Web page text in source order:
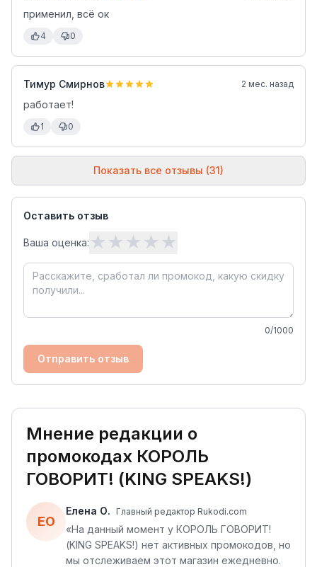
применил, всё ок
4 0
Тимур Смирнов 2 мес. назад
работает!
1 0
Показать все отзывы (31)
Оставить отзыв
Ваша оценка: ★ ★ ★ ★ ★
0/1000
Отправить отзыв
Мнение редакции о
промокодах КОРОЛЬ
ГОВОРИТ! (KING SPEAKS!)
ЕО
Елена О. Главный редактор Rukodi.com
«На данный момент у КОРОЛЬ ГОВОРИТ!
(KING SPEAKS!) нет активных промокодов, но
мы отслеживаем этот магазин ежедневно.